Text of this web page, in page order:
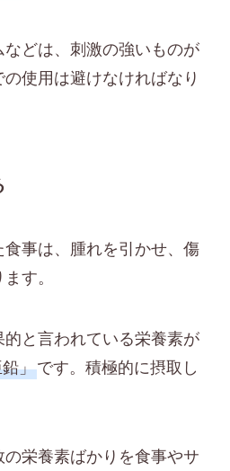
どは、刺激の強いものが
使用は避けなければなり
事は、腫れを引かせ、傷
す。
と言われている栄養素が
」です。積極的に摂取し
栄養素ばかりを食事やサ